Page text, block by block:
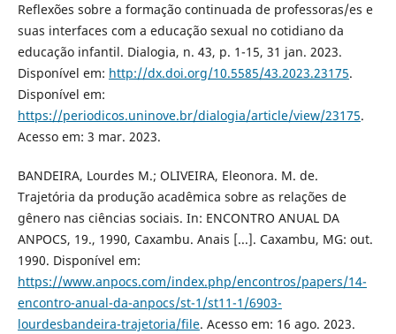
Reflexões sobre a formação continuada de professoras/es e
suas interfaces com a educação sexual no cotidiano da
educação infantil. Dialogia, n. 43, p. 1-15, 31 jan. 2023.
Disponível em: http://dx.doi.org/10.5585/43.2023.23175.
Disponível em:
https://periodicos.uninove.br/dialogia/article/view/23175.
Acesso em: 3 mar. 2023.
BANDEIRA, Lourdes M.; OLIVEIRA, Eleonora. M. de.
Trajetória da produção acadêmica sobre as relações de
gênero nas ciências sociais. In: ENCONTRO ANUAL DA
ANPOCS, 19., 1990, Caxambu. Anais [...]. Caxambu, MG: out.
1990. Disponível em:
https://www.anpocs.com/index.php/encontros/papers/14-
encontro-anual-da-anpocs/st-1/st11-1/6903-
lourdesbandeira-trajetoria/file. Acesso em: 16 ago. 2023.